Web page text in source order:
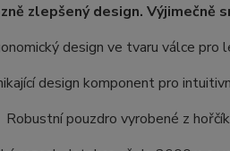
zlepšený design. Výjimečně
design ve tvaru válce pro
design komponent pro
Robustní pouzdro vyrobené z